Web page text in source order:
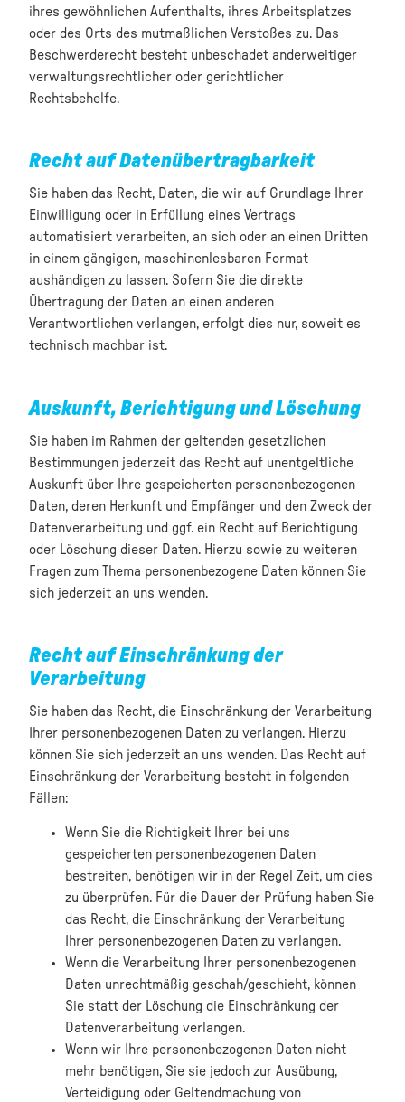
ihres gewöhnlichen Aufenthalts, ihres Arbeitsplatzes
oder des Orts des mutmaßlichen Verstoßes zu. Das
Beschwerderecht besteht unbeschadet anderweitiger
verwaltungsrechtlicher oder gerichtlicher
Rechtsbehelfe.
Recht auf Daten­übertrag­barkeit
Sie haben das Recht, Daten, die wir auf Grundlage Ihrer
Einwilligung oder in Erfüllung eines Vertrags
automatisiert verarbeiten, an sich oder an einen Dritten
in einem gängigen, maschinenlesbaren Format
aushändigen zu lassen. Sofern Sie die direkte
Übertragung der Daten an einen anderen
Verantwortlichen verlangen, erfolgt dies nur, soweit es
technisch machbar ist.
Auskunft, Berichtigung und Löschung
Sie haben im Rahmen der geltenden gesetzlichen
Bestimmungen jederzeit das Recht auf unentgeltliche
Auskunft über Ihre gespeicherten personenbezogenen
Daten, deren Herkunft und Empfänger und den Zweck der
Datenverarbeitung und ggf. ein Recht auf Berichtigung
oder Löschung dieser Daten. Hierzu sowie zu weiteren
Fragen zum Thema personenbezogene Daten können Sie
sich jederzeit an uns wenden.
Recht auf Einschränkung der
Verarbeitung
Sie haben das Recht, die Einschränkung der Verarbeitung
Ihrer personenbezogenen Daten zu verlangen. Hierzu
können Sie sich jederzeit an uns wenden. Das Recht auf
Einschränkung der Verarbeitung besteht in folgenden
Fällen:
Wenn Sie die Richtigkeit Ihrer bei uns
gespeicherten personenbezogenen Daten
bestreiten, benötigen wir in der Regel Zeit, um dies
zu überprüfen. Für die Dauer der Prüfung haben Sie
das Recht, die Einschränkung der Verarbeitung
Ihrer personenbezogenen Daten zu verlangen.
Wenn die Verarbeitung Ihrer personenbezogenen
Daten unrechtmäßig geschah/geschieht, können
Sie statt der Löschung die Einschränkung der
Datenverarbeitung verlangen.
Wenn wir Ihre personenbezogenen Daten nicht
mehr benötigen, Sie sie jedoch zur Ausübung,
Verteidigung oder Geltendmachung von